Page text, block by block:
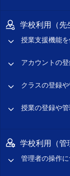
学校利用（先
授業支援機能を
アカウントの
クラスの登録
授業の登録や管
学校利用（管
管理者の操作